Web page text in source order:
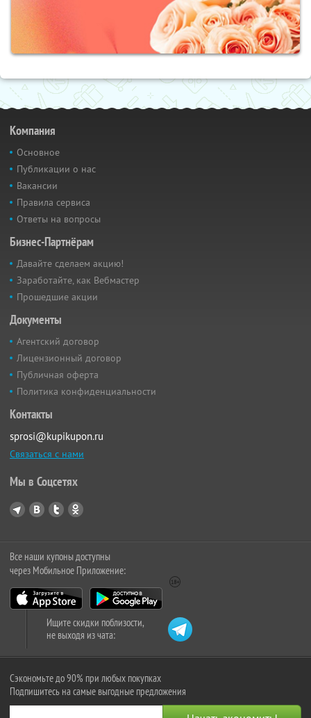
Компания
Основное
Публикации о нас
Вакансии
Правила сервиса
Ответы на вопросы
Бизнес-Партнёрам
Давайте сделаем акцию!
Заработайте, как Вебмастер
Прошедшие акции
Документы
Агентский договор
Лицензионный договор
Публичная оферта
Политика конфиденциальности
Контакты
sprosi@kupikupon.ru
Связаться с нами
Мы в Соцсетях
Все наши купоны доступны
через Мобильное Приложение:
Ищите скидки поблизости,
не выходя из чата:
Сэкономьте до 90% при любых покупках
Подпишитесь на самые выгодные предложения